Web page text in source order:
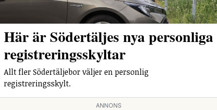
Här är Södertäljes nya personliga
registreringsskyltar
Allt fler Södertäljebor väljer en personlig
registreringsskylt.
ANNONS